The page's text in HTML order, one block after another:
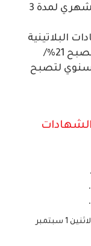
بالجنيه المصري ذات العائد الشهري لمدة 3
البلاتينية
ذات العائد المتدرج الشهري لتصبح 21%/
السنوي لتصبح
على أن تسري الأسعار الجديدة اعتبارا من يوم الاثنين 1 سبتمبر